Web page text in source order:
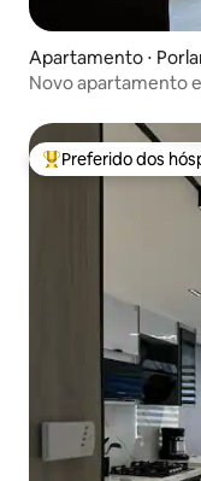
Apartamento ⋅
Novo apartamento
Entre os melhores
Preferido dos